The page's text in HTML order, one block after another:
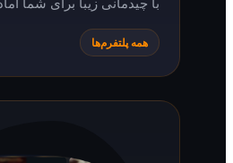
همه پلتفرم‌ها